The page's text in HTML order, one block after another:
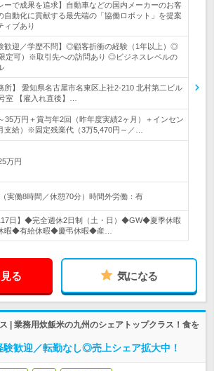
ーで成果を追求】自動車などの国内メーカーのお客
自動化に貢献する最先端の「協働ロボット」を提案
ィブあり
歓迎／学歴不問】◎顧客折衝の経験（1年以上）◎
定可）※取引先への訪問あり ◎ビジネスレベルの
所】 愛知県名古屋市名東区上社2-210 北村第二ビル
室 【雇入れ直後】…
35万円＋賞与年2回（昨年度実績2ヶ月）＋インセン
支給）※固定残業代（3万5,470円～／…
万円
実働8時間／休憩70分）時間外労働：有
日】◆完全週休2日制（土・日）◆GW◆夏季休暇
暇◆有給休暇◆慶弔休暇◆産…
る 気になる
| 業務用炊飯米の九州のシェアトップクラス！食を
験歓迎／転勤なし◎売上シェア拡大中！